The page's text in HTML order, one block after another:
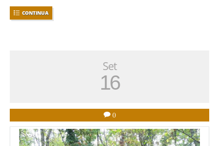
CONTINUA
Set
16
0